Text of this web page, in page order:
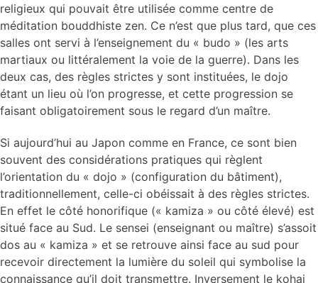
religieux qui pouvait être utilisée comme centre de
méditation bouddhiste zen. Ce n’est que plus tard, que ces
salles ont servi à l’enseignement du « budo » (les arts
martiaux ou littéralement la voie de la guerre). Dans les
deux cas, des règles strictes y sont instituées, le dojo
étant un lieu où l’on progresse, et cette progression se
faisant obligatoirement sous le regard d’un maître.
Si aujourd’hui au Japon comme en France, ce sont bien
souvent des considérations pratiques qui règlent
l’orientation du « dojo » (configuration du bâtiment),
traditionnellement, celle-ci obéissait à des règles strictes.
En effet le côté honorifique (« kamiza » ou côté élevé) est
situé face au Sud. Le sensei (enseignant ou maître) s’assoit
dos au « kamiza » et se retrouve ainsi face au sud pour
recevoir directement la lumière du soleil qui symbolise la
connaissance qu’il doit transmettre. Inversement le kohai